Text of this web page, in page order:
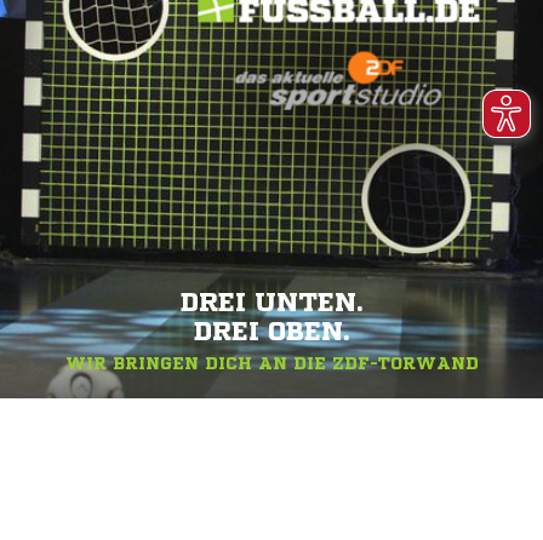
DREI UNTEN.
DREI OBEN.
WIR BRINGEN DICH AN DIE ZDF-TORWAND